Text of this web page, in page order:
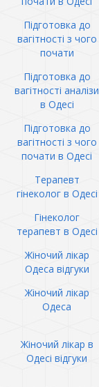
Підготовка до
вагітності з чого
почати
Підготовка до
вагітності аналізи
в Одесі
Підготовка до
вагітності з чого
почати в Одесі
Терапевт
гінеколог в Одесі
Гінеколог
терапевт в Одесі
Жіночий лікар
Одеса відгуки
Жіночий лікар
Одеса
Жіночий лікар в
Одесі відгуки